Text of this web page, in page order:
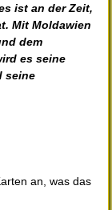
ist an der Zeit,
Mit Moldawien
dem
es seine
seine
an, was das